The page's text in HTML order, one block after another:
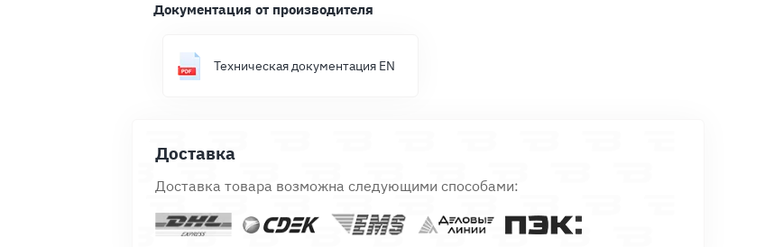
Документация от производителя
Техническая документация EN
Доставка
Доставка товара возможна следующими способами: